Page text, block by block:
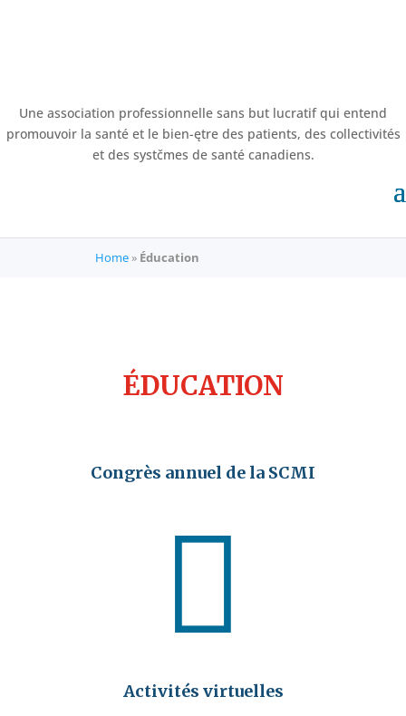
Une association professionnelle sans but lucratif qui entend
promouvoir la santé et le bien-ętre des patients, des collectivités
et des systčmes de santé canadiens.
Home» Éducation
ÉDUCATION
Congrès annuel de la SCMI

Activités virtuelles